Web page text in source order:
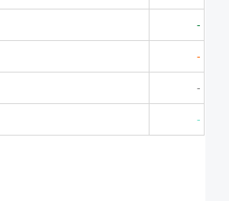
-
-
-
-